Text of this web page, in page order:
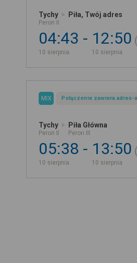
Tychy
Peron II
Piła, Twój adres
04:43
10 sierpnia
12:50
10 sierpnia
MIX Połączenie zawiera adres-
Tychy
Peron II
Piła Główna
Peron III
05:38
10 sierpnia
13:50
10 sierpnia